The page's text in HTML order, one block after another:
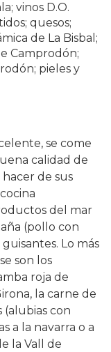
vinos D.O.
quesos;
de La Bisbal;
Camprodón;
pieles y
se come
calidad de
de sus
del mar
(pollo con
Lo más
son los
roja de
la carne de
con
a la navarra o a
la Vall de